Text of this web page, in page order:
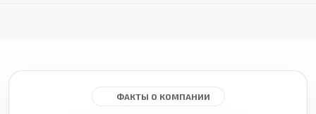
ФАКТЫ О КОМПАНИИ